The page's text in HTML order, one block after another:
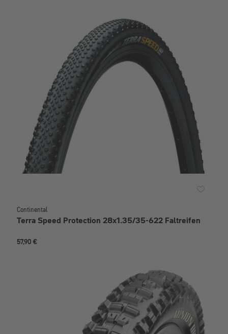
Continental
Terra Speed Protection 28x1.35/35-622 Faltreifen
57,90 €